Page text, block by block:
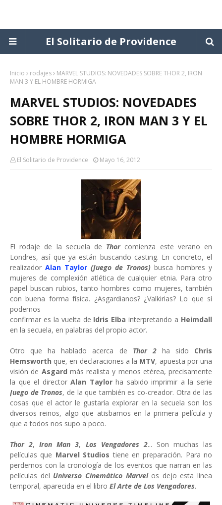
El Solitario de Providence
Inicio rodajes
MARVEL STUDIOS: NOVEDADES SOBRE THOR 2, IRON
MAN 3 Y EL HOMBRE HORMIGA
MARVEL STUDIOS: NOVEDADES
SOBRE THOR 2, IRON MAN 3 Y EL
HOMBRE HORMIGA
El Solitario de Providence Mayo 16, 2012
El rodaje de la secuela de Thor comienza este verano en
Londres, así que ya están buscando casting. En concreto, el
realizador Alan Taylor (Juego de Tronos) busca hombres y
mujeres de complexión atlética de cualquier etnia. Para otro
papel buscan rubios, tanto hombres como mujeres, también
con buena forma física. ¿Asgardianos? ¿Valkirias? Lo que sí
podemos
confirmar es la vuelta de Idris Elba interpretando a Heimdall
en la secuela, en palabras del propio actor.
Otro que ha hablado acerca de Thor 2ha sido Chris
Hemsworth que, en declaraciones a la MTV, apuesta por una
visión de Asgard más realista y menos etérea, precisamente
la que el directorAlan Taylorha sabido imprimir a la serie
Juego de Tronos, de la que también es co-creador. Otra de las
cosas que el actor le gustaría explorar en la secuela son los
diversos reinos, algo que atisbamos en la primera película y
que a todos nos supo a poco.
Thor 2,Iron Man 3, Los Vengadores 2... Son muchas las
películas que Marvel Studios tiene en preparación. Para no
perdernos con la cronología de los eventos que narran en las
películas del Universo Cinemático Marvelos dejo esta línea
temporal, aparecida en el libro El Arte de Los Vengadores.